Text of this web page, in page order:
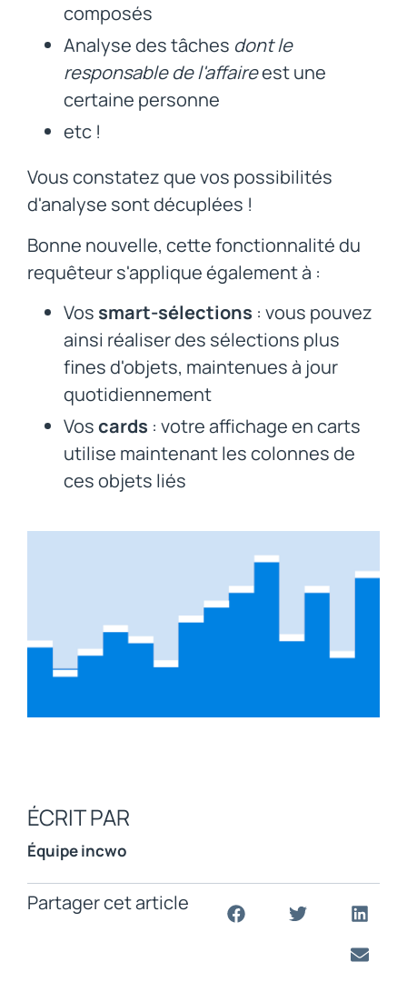
composés
Analyse des tâches dont le
responsable de l'affaireest une
certaine personne
etc !
Vous constatez que vos possibilités
d'analyse sont décuplées !
Bonne nouvelle, cette fonctionnalité du
requêteur s'applique également à :
Vos smart-sélections : vous pouvez
ainsi réaliser des sélections plus
fines d'objets, maintenues à jour
quotidiennement
Voscards : votre affichage en carts
utilise maintenant les colonnes de
ces objets liés
ÉCRIT PAR
Équipe incwo
Partager cet article